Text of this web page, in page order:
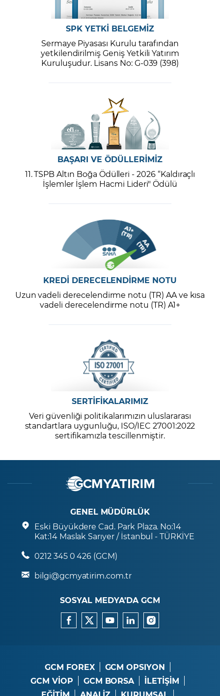
SPK YETKİ BELGEMİZ
Sermaye Piyasası Kurulu tarafından
yetkilendirilmiş Geniş Yetkili Yatırım
Kuruluşudur. Lisans No: G-039 (398)
BAŞARI VE ÖDÜLLERİMİZ
11. TSPB Altın Boğa Ödülleri - 2026 “Kaldıraçlı
İşlemler İşlem Hacmi Lideri" Ödülü
KREDİ DERECELENDİRME NOTU
Uzun vadeli derecelendirme notu (TR) AA ve kısa
vadeli derecelendirme notu (TR) A1+
SERTİFİKALARIMIZ
Veri güvenliği politikalarımızın uluslararası
standartlara uygunluğu, ISO/IEC 27001:2022
sertifikamızla tescillenmiştir.
GENEL MÜDÜRLÜK
Eski Büyükdere Cad. Park Plaza. No:14
Kat:14 Maslak Sarıyer / İstanbul - TÜRKİYE
0212 345 0 426 (GCM)
bilgi@gcmyatirim.com.tr
SOSYAL MEDYA’DA GCM
GCM FOREX
GCM OPSIYON
GCM VİOP
GCM BORSA
İLETİŞİM